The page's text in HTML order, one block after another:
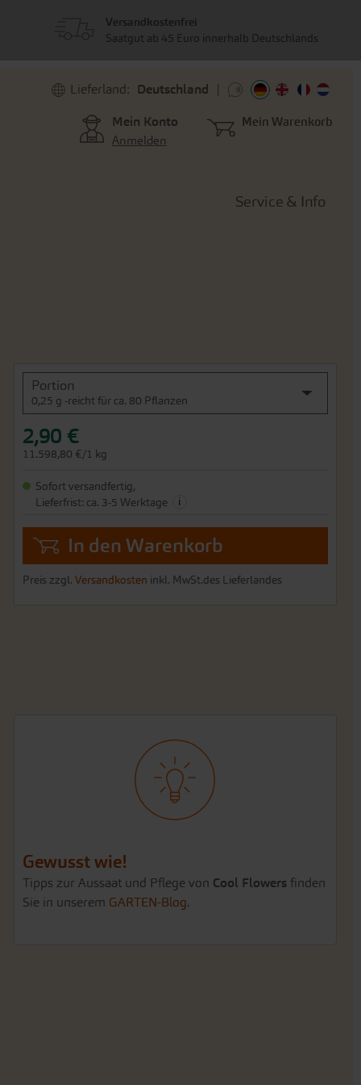
Lieferland: Deutschland
Mein Konto
Anmelden
Mein Warenkorb
Service & Info
Portion
0,25 g -reicht für ca. 80 Pflanzen
2,90 €
11.598,80 €/1 kg
Sofort versandfertig,
Lieferfrist: ca. 3-5 Werktage
i
In den Warenkorb
Preis zzgl. Versandkosten inkl. MwSt.des Lieferlandes
Gewusst wie!
Tipps zur Aussaat und Pflege von Cool Flowersfinden
Sie in unserem GARTEN-Blog.
Versandkostenfrei
Saatgut ab 45 Euro innerhalb Deutschlands